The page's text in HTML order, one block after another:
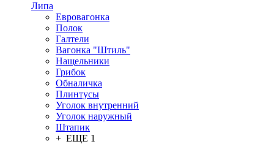
Липа
Евровагонка
Полок
Галтели
Вагонка "Штиль"
Нащельники
Грибок
Обналичка
Плинтусы
Уголок внутренний
Уголок наружный
Штапик
+ ЕЩЕ 1